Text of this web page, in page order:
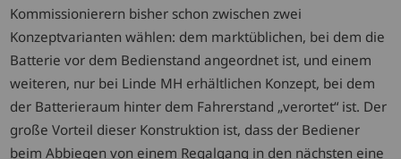
Kommissionierern bisher schon zwischen zwei
Konzeptvarianten wählen: dem marktüblichen, bei dem die
Batterie vor dem Bedienstand angeordnet ist, und einem
weiteren, nur bei Linde MH erhältlichen Konzept, bei dem
der Batterieraum hinter dem Fahrerstand „verortet“ ist. Der
große Vorteil dieser Konstruktion ist, dass der Bediener
beim Abbiegen von einem Regalgang in den nächsten eine